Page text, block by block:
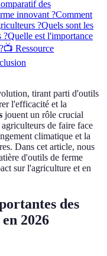
des
innovant ?Comment
?Quels sont les
?Quelle est l'importance
📺 Ressource
tirant parti d'outils
l'efficacité et la
jouent un rôle crucial
de faire face
climatique et la
Dans cet article, nous
d'outils de ferme
sur l'agriculture et en
des
2026